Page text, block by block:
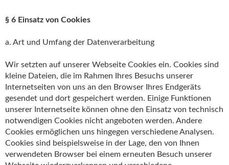
§ 6 Einsatz von Cookies
a. Art und Umfang der Datenverarbeitung
Wir setzten auf unserer Webseite Cookies ein. Cookies sind
kleine Dateien, die im Rahmen Ihres Besuchs unserer
Internetseiten von uns an den Browser Ihres Endgeräts
gesendet und dort gespeichert werden. Einige Funktionen
unserer Internetseite können ohne den Einsatz von technisch
notwendigen Cookies nicht angeboten werden. Andere
Cookies ermöglichen uns hingegen verschiedene Analysen.
Cookies sind beispielsweise in der Lage, den von Ihnen
verwendeten Browser bei einem erneuten Besuch unserer